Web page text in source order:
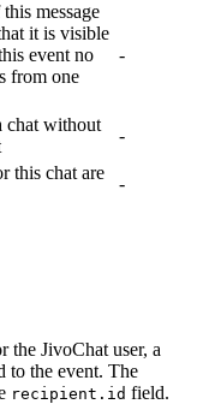
message
it is visible
event no
from one
-
chat without
-
this chat are
-
the JivoChat user, a
to the event. The
recipient.id field.